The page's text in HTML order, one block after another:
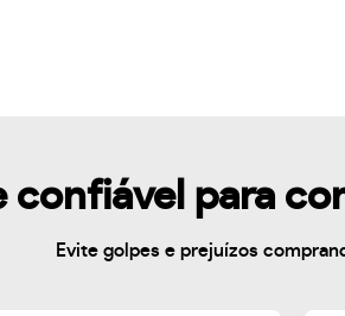
confiável para
Evite golpes e prejuízos